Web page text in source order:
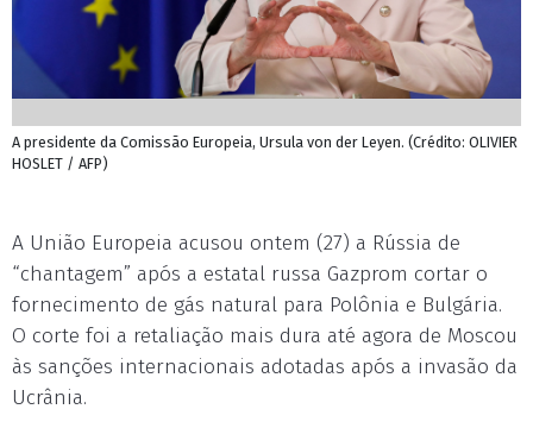
A presidente da Comissão Europeia, Ursula von der Leyen. (Crédito: OLIVIER
HOSLET / AFP)
A União Europeia acusou ontem (27) a Rússia de
“chantagem” após a estatal russa Gazprom cortar o
fornecimento de gás natural para Polônia e Bulgária.
O corte foi a retaliação mais dura até agora de Moscou
às sanções internacionais adotadas após a invasão da
Ucrânia.